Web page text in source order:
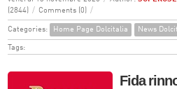
(2844)
/ Comments (0) /
Categories: Home Page Dolcitalia News
Tags:
Fida